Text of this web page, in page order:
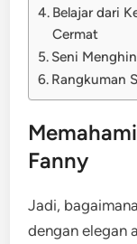
Belajar dari
Cermat
Seni
Rangkuman
Fanny
Jadi,
dengan elegan